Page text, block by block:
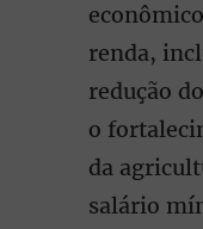
renda,
redução
o
da
salário